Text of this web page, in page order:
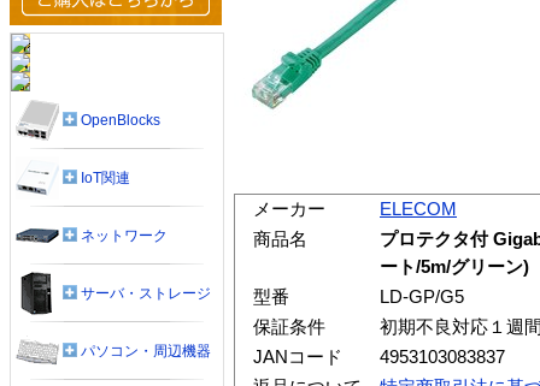
メーカー
ELECOM
商品名
プロテクタ付
ート/5m/グリーン)
型番
LD-GP/G5
保証条件
初期不良対応１週
JANコード
4953103083837
OpenBlocks
IoT関連
ネットワーク
サーバ・ストレージ
パソコン・周辺機器